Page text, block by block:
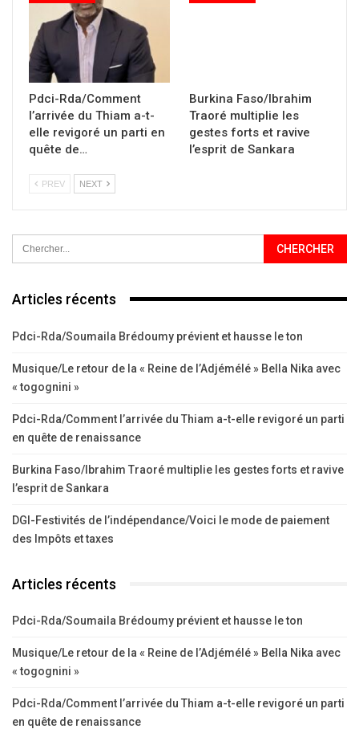
Pdci-Rda/Comment
l’arrivée du Thiam a-t-
elle revigoré un parti en
quête de…
Burkina Faso/Ibrahim
Traoré multiplie les
gestes forts et ravive
l’esprit de Sankara
PREV NEXT
Articles récents
Pdci-Rda/Soumaila Brédoumy prévient et hausse le ton
Musique/Le retour de la « Reine de l’Adjémélé » Bella Nika avec
« togognini »
Pdci-Rda/Comment l’arrivée du Thiam a-t-elle revigoré un parti
en quête de renaissance
Burkina Faso/Ibrahim Traoré multiplie les gestes forts et ravive
l’esprit de Sankara
DGI-Festivités de l’indépendance/Voici le mode de paiement
des Impôts et taxes
Articles récents
Pdci-Rda/Soumaila Brédoumy prévient et hausse le ton
Musique/Le retour de la « Reine de l’Adjémélé » Bella Nika avec
« togognini »
Pdci-Rda/Comment l’arrivée du Thiam a-t-elle revigoré un parti
en quête de renaissance